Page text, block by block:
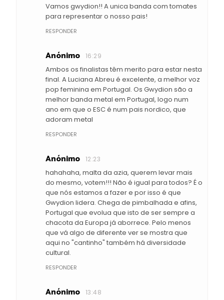
Vamos gwydion!! A unica banda com tomates
para representar o nosso pais!
RESPONDER
Anónimo 16:29
Ambos os finalistas têm merito para estar nesta
final. A Luciana Abreu é excelente, a melhor voz
pop feminina em Portugal. Os Gwydion são a
melhor banda metal em Portugal, logo num
ano em que o ESC é num pais nordico, que
adoram metal
RESPONDER
Anónimo 12:23
hahahaha, malta da azia, querem levar mais
do mesmo, votem!!! Não é igual para todos? É o
que nós estamos a fazer e por isso é que
Gwydion lidera. Chega de pimbalhada e afins,
Portugal que evolua que isto de ser sempre a
chacota da Europa já aborrece. Pelo menos
que vá algo de diferente ver se mostra que
aqui no "cantinho" também há diversidade
cultural.
RESPONDER
Anónimo 13:48